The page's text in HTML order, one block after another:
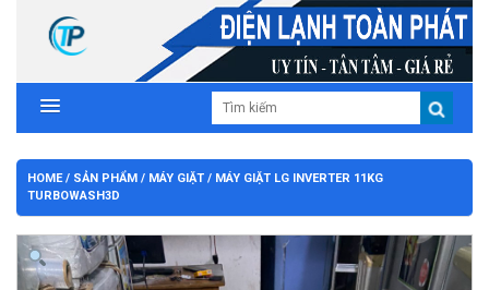
HOME/ SẢN PHẨM / MÁY GIẶT / MÁY GIẶT LG INVERTER 11KG
TURBOWASH3D